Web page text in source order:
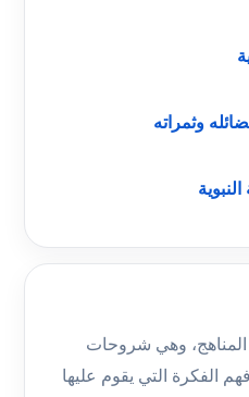
وثمراته
المناهج، وهي شروحات
الفكرة التي يقوم عليها